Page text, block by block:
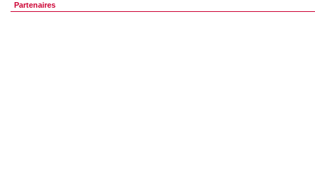
Partenaires